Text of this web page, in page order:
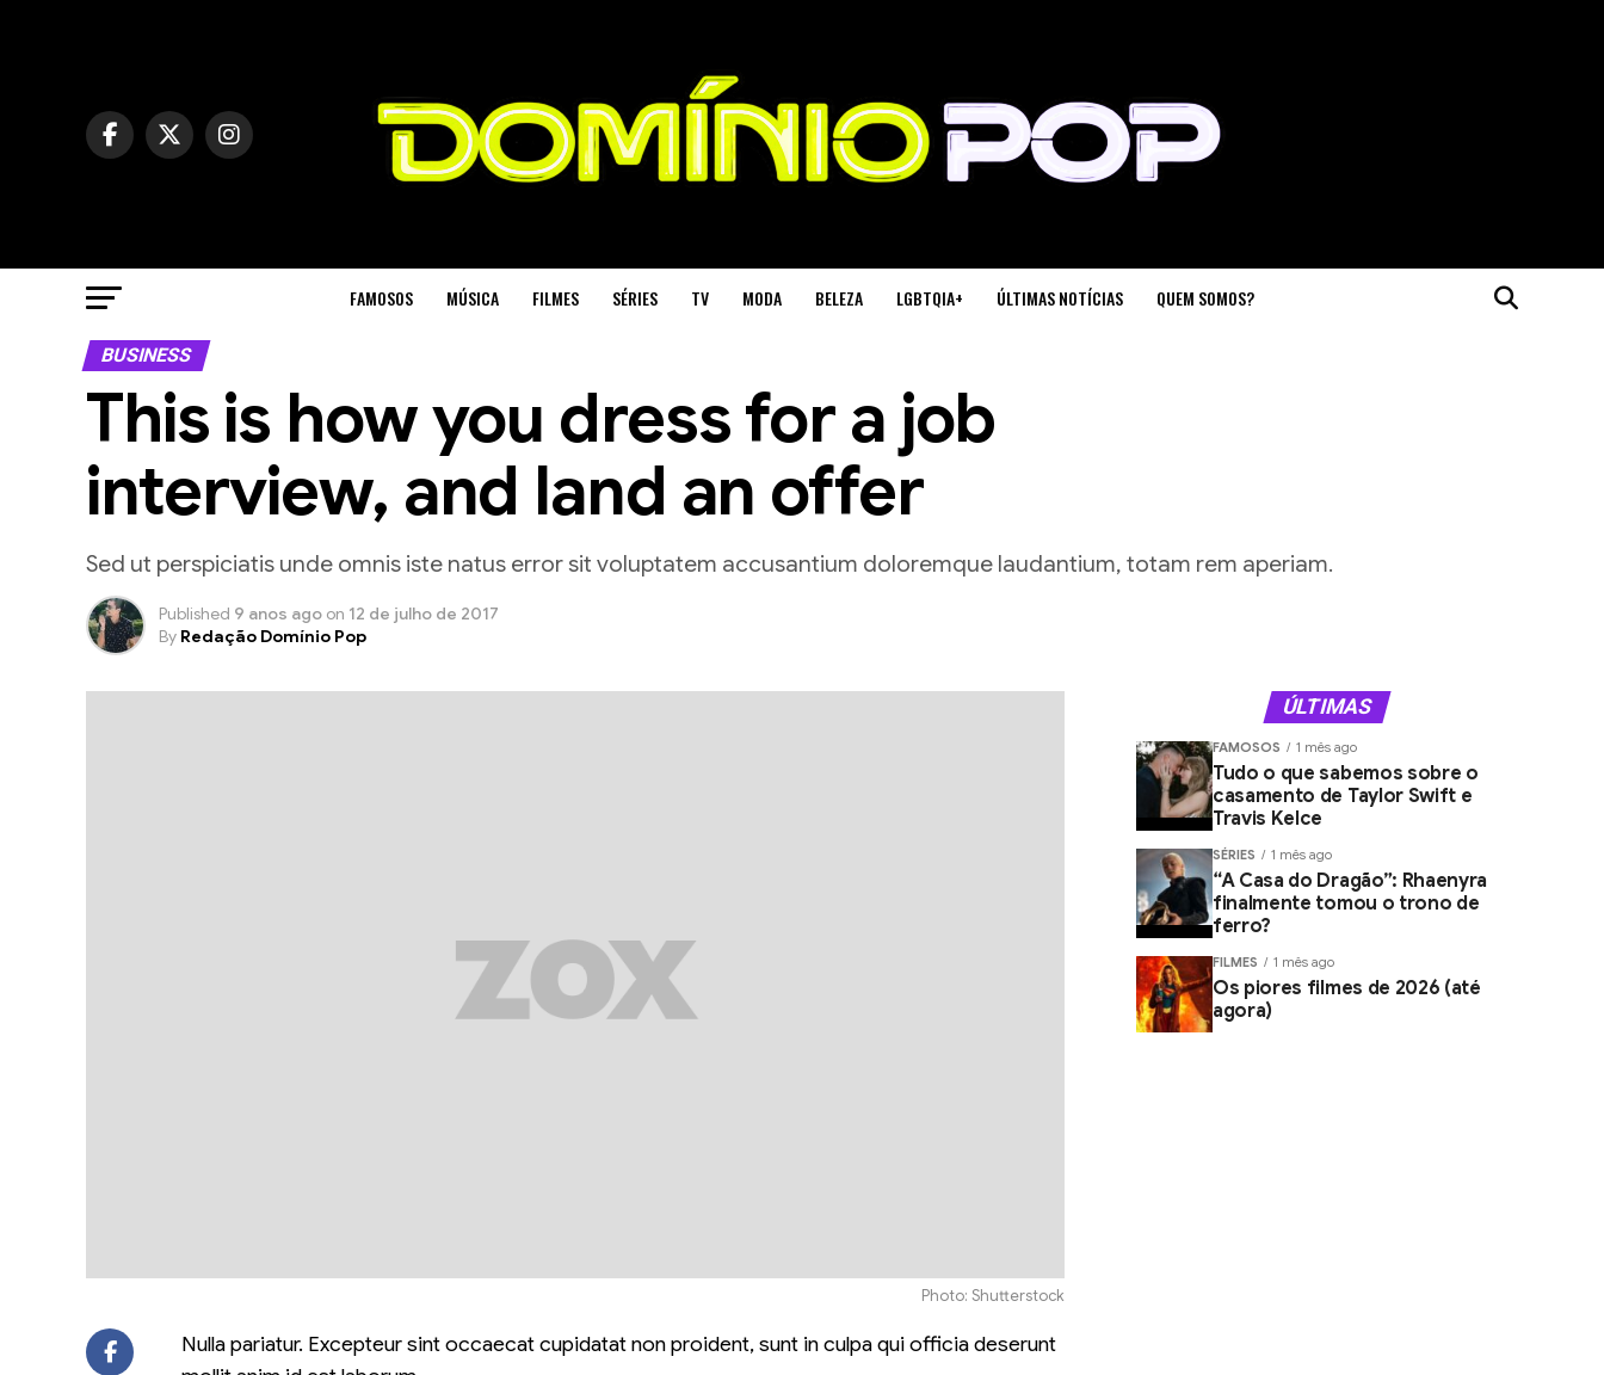
FAMOSOS MÚSICA FILMES SÉRIES TV MODA BELEZA LGBTQIA+ ÚLTIMAS NOTÍCIAS QUEM SOMOS?
BUSINESS
This is how you dress for a job
interview, and land an offer
Sed ut perspiciatis unde omnis iste natus error sit voluptatem accusantium doloremque laudantium, totam rem aperiam.
Published 9 anos ago on 12 de julho de 2017
By Redação Domínio Pop
Photo: Shutterstock
Nulla pariatur. Excepteur sint occaecat cupidatat non proident, sunt in culpa qui officia deserunt
ÚLTIMAS
FAMOSOS 1 mês ago
Tudo o que sabemos sobre o
casamento de Taylor Swift e
Travis Kelce
SÉRIES 1 mês ago
“A Casa do Dragão”: Rhaenyra
finalmente tomou o trono de
ferro?
FILMES 1 mês ago
Os piores filmes de 2026 (até
agora)